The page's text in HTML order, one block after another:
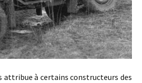
à certains constructeurs des